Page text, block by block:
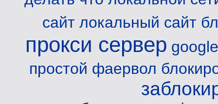
сайт локальный сайт
прокси сервер
простой фаервол